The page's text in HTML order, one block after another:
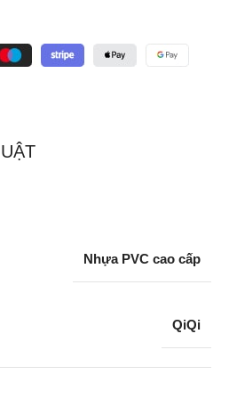
Nhựa PVC cao cấp
QiQi